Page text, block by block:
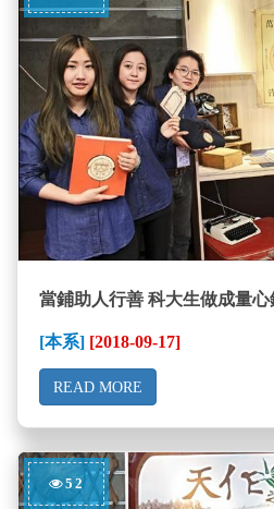
當鋪助人行善 科大生做成量心
[本系] [2018-09-17]
READ MORE
52